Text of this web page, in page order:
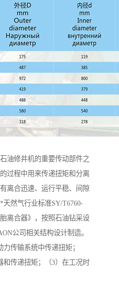
油修井机的重要传动部件之
过程中用来传递扭矩和分离
离合迅速、运行平稳、间隙
然气行业标准SY/T6760-
离合器》，按照石油钻采设
公司相关结构设计制造。
传输系统中传递扭矩；
和传递扭矩；（3）在工况时